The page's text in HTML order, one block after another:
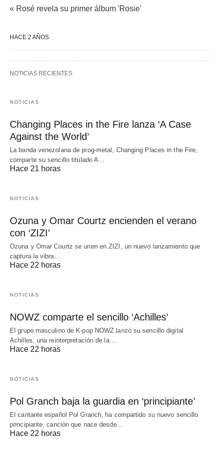
« Rosé revela su primer álbum 'Rosie'
HACE 2 AÑOS
NOTICIAS RECIENTES
NOTICIAS
Changing Places in the Fire lanza ‘A Case
Against the World’
La banda venezolana de prog-metal, Changing Places in the Fire,
comparte su sencillo titulado A…
Hace 21 horas
NOTICIAS
Ozuna y Omar Courtz encienden el verano
con ‘ZIZI’
Ozuna y Omar Courtz se unen en ZIZI, un nuevo lanzamiento que
captura la vibra…
Hace 22 horas
NOTICIAS
NOWZ comparte el sencillo ‘Achilles’
El grupo masculino de K-pop NOWZ lanzó su sencillo digital
Achilles, una reinterpretación de la…
Hace 22 horas
NOTICIAS
Pol Granch baja la guardia en ‘principiante’
El cantante español Pol Granch, ha compartido su nuevo sencillo
principiante, canción que nace desde…
Hace 22 horas